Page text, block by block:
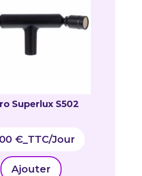
Superlux S502
€_TTC
Ajouter